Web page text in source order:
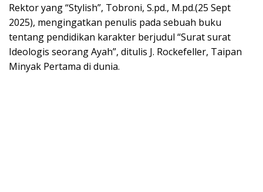
Rektor yang “Stylish”, Tobroni, S.pd., M.pd.(25 Sept
2025), mengingatkan penulis pada sebuah buku
tentang pendidikan karakter berjudul “Surat surat
Ideologis seorang Ayah”, ditulis J. Rockefeller, Taipan
Minyak Pertama di dunia.